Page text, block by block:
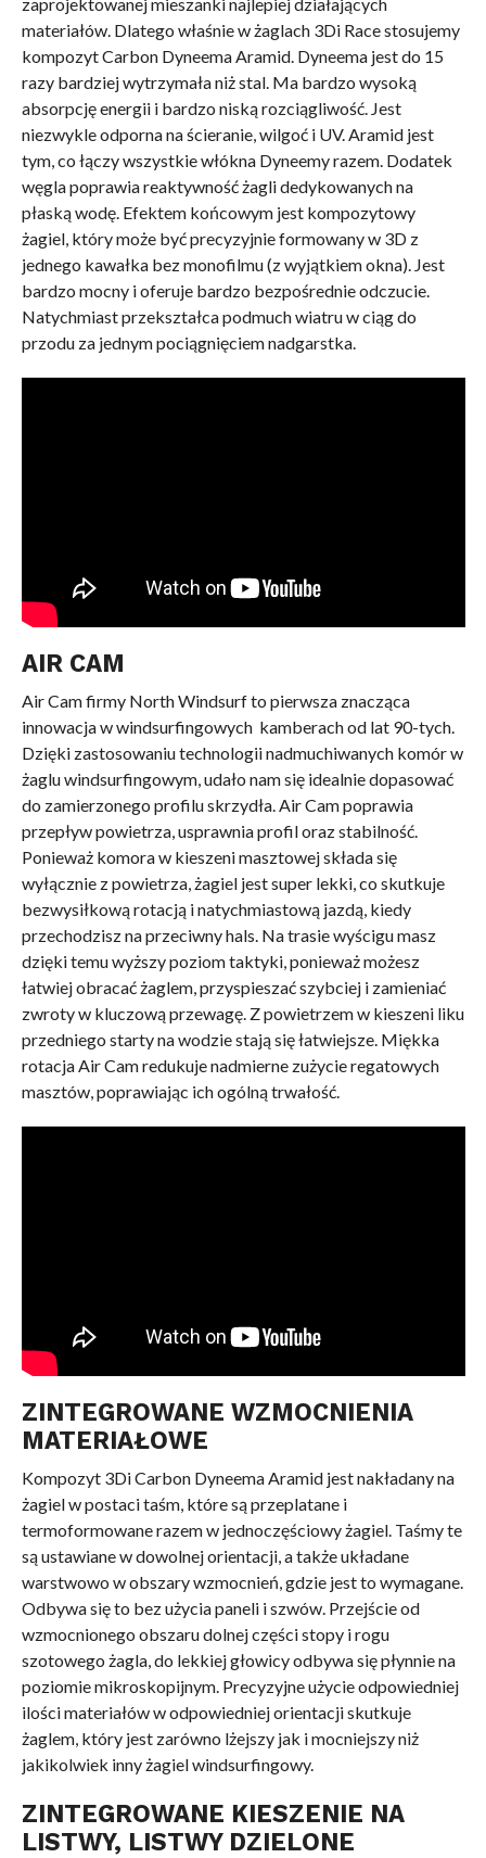
materiałów. Dlatego właśnie w żaglach 3Di Race stosujemy
kompozyt Carbon Dyneema Aramid. Dyneema jest do 15
razy bardziej wytrzymała niż stal. Ma bardzo wysoką
absorpcję energii i bardzo niską rozciągliwość. Jest
niezwykle odporna na ścieranie, wilgoć i UV. Aramid jest
tym, co łączy wszystkie włókna Dyneemy razem. Dodatek
węgla poprawia reaktywność żagli dedykowanych na
płaską wodę. Efektem końcowym jest kompozytowy
żagiel, który może być precyzyjnie formowany w 3D z
jednego kawałka bez monofilmu (z wyjątkiem okna). Jest
bardzo mocny i oferuje bardzo bezpośrednie odczucie.
Natychmiast przekształca podmuch wiatru w ciąg do
przodu za jednym pociągnięciem nadgarstka.
AIR CAM
Air Cam firmy North Windsurf to pierwsza znacząca
innowacja w windsurfingowych kamberach od lat 90-tych.
Dzięki zastosowaniu technologii nadmuchiwanych komór w
żaglu windsurfingowym, udało nam się idealnie dopasować
do zamierzonego profilu skrzydła. Air Cam poprawia
przepływ powietrza, usprawnia profil oraz stabilność.
Ponieważ komora w kieszeni masztowej składa się
wyłącznie z powietrza, żagiel jest super lekki, co skutkuje
bezwysiłkową rotacją i natychmiastową jazdą, kiedy
przechodzisz na przeciwny hals. Na trasie wyścigu masz
dzięki temu wyższy poziom taktyki, ponieważ możesz
łatwiej obracać żaglem, przyspieszać szybciej i zamieniać
zwroty w kluczową przewagę. Z powietrzem w kieszeni liku
przedniego starty na wodzie stają się łatwiejsze. Miękka
rotacja Air Cam redukuje nadmierne zużycie regatowych
masztów, poprawiając ich ogólną trwałość.
ZINTEGROWANE WZMOCNIENIA
MATERIAŁOWE
Kompozyt 3Di Carbon Dyneema Aramid jest nakładany na
żagiel w postaci taśm, które są przeplatane i
termoformowane razem w jednoczęściowy żagiel. Taśmy te
są ustawiane w dowolnej orientacji, a także układane
warstwowo w obszary wzmocnień, gdzie jest to wymagane.
Odbywa się to bez użycia paneli i szwów. Przejście od
wzmocnionego obszaru dolnej części stopy i rogu
szotowego żagla, do lekkiej głowicy odbywa się płynnie na
poziomie mikroskopijnym. Precyzyjne użycie odpowiedniej
ilości materiałów w odpowiedniej orientacji skutkuje
żaglem, który jest zarówno lżejszy jak i mocniejszy niż
jakikolwiek inny żagiel windsurfingowy.
ZINTEGROWANE KIESZENIE NA
LISTWY, LISTWY DZIELONE